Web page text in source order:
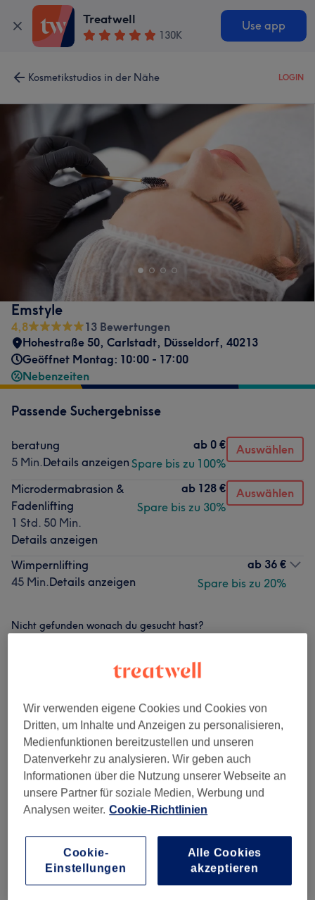
Treatwell
130K
Use app
Kosmetikstudios in der Nähe LOGIN
Emstyle
4,8
13 Bewertungen
Hohestraße 50, Carlstadt, Düsseldorf, 40213
Geöffnet Montag: 10:00 - 17:00
Nebenzeiten
Passende Suchergebnisse
beratung
5 Min.Details anzeigen
ab 0 €
Spare bis zu 100%
Auswählen
Microdermabrasion &
Fadenlifting
1 Std. 50 Min.
Details anzeigen
ab 128 €
Spare bis zu 30%
Auswählen
Wimpernlifting
45 Min.Details anzeigen
ab 36 €
Spare bis zu 20%
Nicht gefunden wonach du gesucht hast?
Augenbrauen &
Wimpernbehandlungen (3)
ab 36 €
Gesichtsbehandlungen (4) ab 8 €
Sonstiges ( 1)
Salonbewertungen
Wir verwenden eigene Cookies und Cookies von
Dritten, um Inhalte und Anzeigen zu personalisieren,
Medienfunktionen bereitzustellen und unseren
Datenverkehr zu analysieren. Wir geben auch
Informationen über die Nutzung unserer Webseite an
unsere Partner für soziale Medien, Werbung und
Analysen weiter. Cookie-Richtlinien
Cookie-
Einstellungen
Alle Cookies
akzeptieren